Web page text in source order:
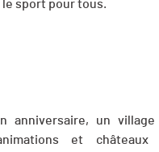
sport pour tous.
anniversaire, un
et châteaux